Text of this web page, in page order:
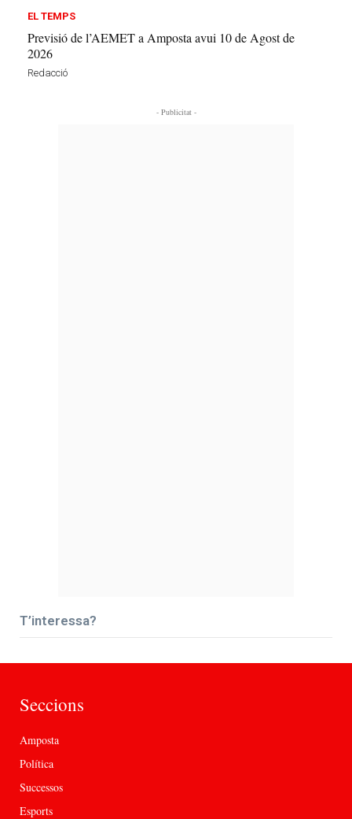
EL TEMPS
Previsió de l’AEMET a Amposta avui 10 de Agost de
2026
Redacció
- Publicitat -
T’interessa?
Seccions
Amposta
Política
Successos
Esports